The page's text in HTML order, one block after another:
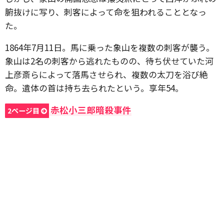
腑抜けに写り、刺客によって命を狙われることとなっ
た。
1864年7月11日。馬に乗った象山を複数の刺客が襲う。
象山は2名の刺客から逃れたものの、待ち伏せていた河
上彦斎らによって落馬させられ、複数の太刀を浴び絶
命。遺体の首は持ち去られたという。享年54。
2ページ目 赤松小三郎暗殺事件